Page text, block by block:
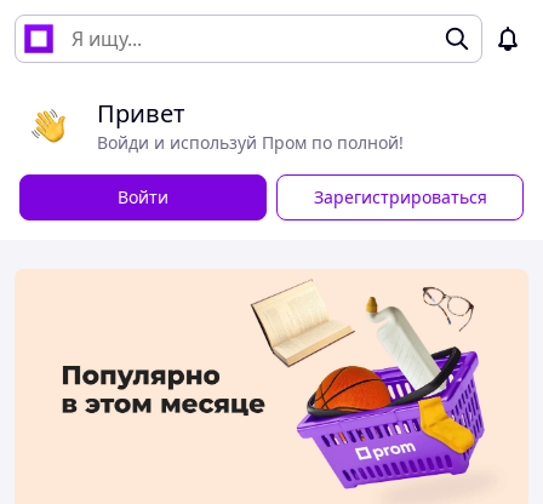
Привет
Войди и используй Пром по полной!
Войти Зарегистрироваться